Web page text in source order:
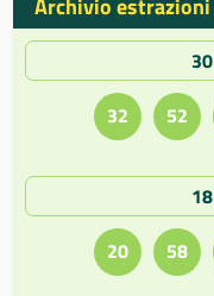
32
52
20
58